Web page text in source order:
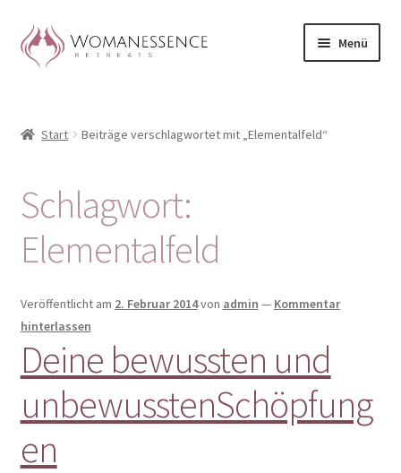
Zur
Navigation
Zum
Inhalt
Menü
Blog
Shop / Retreats im Allgäu
CLAUDIA TAVERNA
Erfahrungen
Warenkorb
Start Beiträge verschlagwortet mit „Elementalfeld“
Schlagwort:
Elementalfeld
Veröffentlicht am 2. Februar 2014von admin — Kommentar
hinterlassen
Deine bewussten und
unbewusstenSchöpfung
en